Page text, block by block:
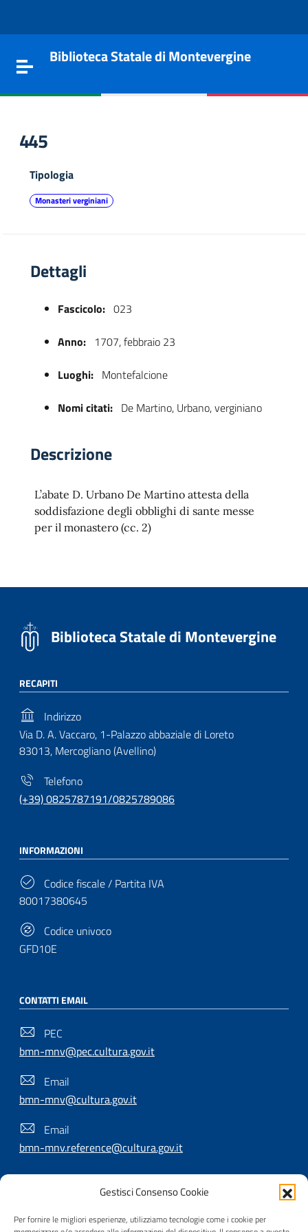
Gestisci Consenso Cookie
Per fornire le migliori esperienze, utilizziamo tecnologie come i cookie per
Toggle navigation
Biblioteca Statale di Montevergine
445
Tipologia
Monasteri verginiani
Dettagli
Fascicolo: 023
Anno: 1707, febbraio 23
Luoghi: Montefalcione
Nomi citati: De Martino, Urbano, verginiano
Descrizione
L’abate D. Urbano De Martino attesta della
soddisfazione degli obblighi di sante messe
per il monastero (cc. 2)
Biblioteca Statale di Montevergine
RECAPITI
Indirizzo
Via D. A. Vaccaro, 1-Palazzo abbaziale di Loreto
83013, Mercogliano (Avellino)
Telefono
(+39) 0825787191/0825789086
INFORMAZIONI
Codice fiscale / Partita IVA
80017380645
Codice univoco
GFD10E
CONTATTI EMAIL
PEC
bmn-mnv@pec.cultura.gov.it
Email
bmn-mnv@cultura.gov.it
Email
bmn-mnv.reference@cultura.gov.it